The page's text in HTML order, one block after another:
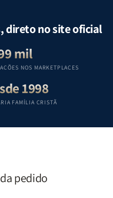
Equipe
direto no site oficial
mil
NOS MARKETPLACES
1998
FAMÍLIA CRISTÃ
pedido